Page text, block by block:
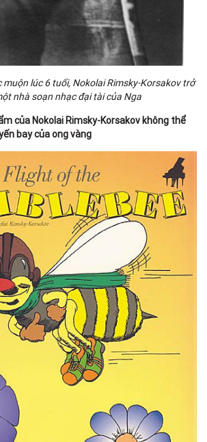
muộn lúc 6 tuổi, Nokolai Rimsky-Korsakov trở
nhà soạn nhạc đại tài của Nga
của Nokolai Rimsky-Korsakov không thể
bay của ong vàng